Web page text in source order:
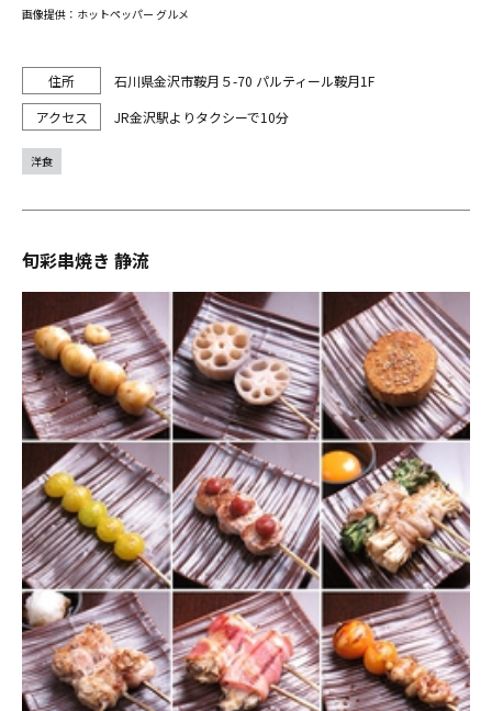
石川県金沢市鞍月５-70 パルティール鞍月1F
JR金沢駅よりタクシーで10分
画像提供：ホットペッパー グルメ
洋食
旬彩串焼き 静流